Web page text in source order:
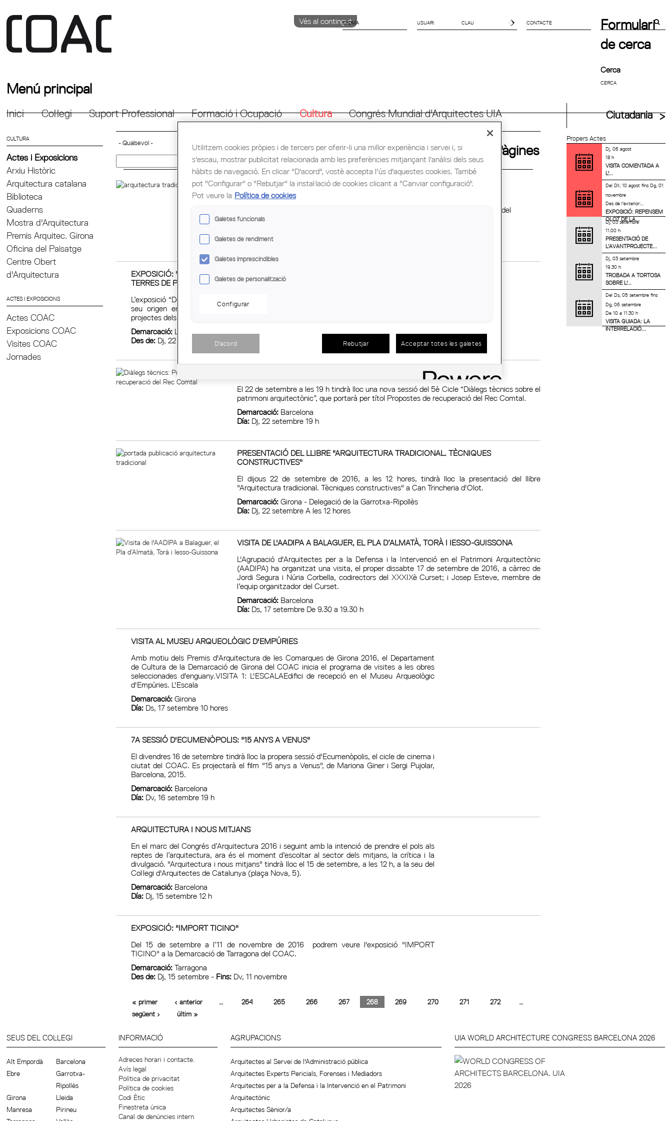
Vés al contingut
IDIOMA CONTACTE
Formulari
de cerca
Cerca
Menú principal
Inici Col·legi Suport Professional Formació i Ocupació Cultura Congrés Mundial d'Arquitectes UIA Ciutadania
Propers Actes
Dj, 06 agost
18 h
VISITA COMENTADA A
L'...
DelDll, 10 agostfinsDg, 01
novembre
Des de l'exterior:...
EXPOSICIÓ: REPENSEM
OLOT DE LA...
Dj, 03 setembre
11.00 h
PRESENTACIÓ DE
L’AVANTPROJECTE...
Dj, 03 setembre
19.30 h
TROBADA A TORTOSA
SOBRE L'...
DelDs, 05 setembrefins
Dg, 06 setembre
De 10 a 11.30 h
VISITA GUIADA: LA
INTERRELACIÓ...
CULTURA
Actes i Exposicions
Arxiu Històric
Arquitectura catalana
Biblioteca
Quaderns
Mostra d'Arquitectura
Premis Arquitec. Girona
Oficina del Paisatge
Centre Obert
d'Arquitectura
ACTES I EXPOSICIONS
Actes COAC
Exposicions COAC
Visites COAC
Jornades
PRESENTACIÓ DEL LLIBRE "ARQUITECTURA TRADICIONAL. TÈCNIQUES
CONSTRUCTIVES"
El dimarts 27 de setembre de 2016, a les 12 hores, tindrà lloc la presentació del
llibre "Arquitectura tradicional. Tècniques constructives" a la Casa de Cultura de Girona.
Demarcació:
Día:Dm, 27 setembre A les 12 hores
EXPOSICIÓ: "DEL CAMP A LA CASA. ELS POBLATS DE COLONITZACIÓ DE LES
TERRES DE PONENT"
L’exposició “Del camp a la casa. Els poblats de colonització de les Terres de Ponent”, té el
seu origen en les tasques d’identificació, classificació i digitalització dels plànols dels
projectes dels poblats de colonització, facilitats per l’Arxiu Històric de Lleida.
Demarcació: Lleida
Des de: Dj, 22 setembre -Fins:Dv, 18 novembre
DIÀLEGS TÈCNICS: PROPOSTES DE RECUPERACIÓ DEL REC COMTAL
El 22 de setembre a les 19 h tindrà lloc una nova sessió del 5è Cicle “Diàlegs tècnics sobre el
patrimoni arquitectònic”, que portarà per títol Propostes de recuperació del Rec Comtal.
Demarcació: Barcelona
Día: Dj, 22 setembre 19 h
PRESENTACIÓ DEL LLIBRE "ARQUITECTURA TRADICIONAL. TÈCNIQUES
CONSTRUCTIVES"
El dijous 22 de setembre de 2016, a les 12 hores, tindrà lloc la presentació del llibre
"Arquitectura tradicional. Tècniques constructives" a Can Trincheria d'Olot.
Demarcació:Girona - Delegació de la Garrotxa-Ripollès
Día: Dj, 22 setembre A les 12 hores
VISITA DE L'AADIPA A BALAGUER, EL PLA D’ALMATÀ, TORÀ I IESSO-GUISSONA
L'Agrupació d'Arquitectes per a la Defensa i la Intervenció en el Patrimoni Arquitectònic
(AADIPA) ha organitzat una visita, el proper dissabte 17 de setembre de 2016, a càrrec de
Jordi Segura i Núria Corbella, codirectors del XXXIXè Curset; i Josep Esteve, membre de
l’equip organitzador del Curset.
Demarcació: Barcelona
Día: Ds, 17 setembre De 9.30 a 19.30 h
VISITA AL MUSEU ARQUEOLÒGIC D'EMPÚRIES
Amb motiu dels Premis d'Arquitectura de les Comarques de Girona 2016, el Departament
de Cultura de la Demarcació de Girona del COAC inicia el programa de visites a les obres
seleccionades d'enguany.VISITA 1: L'ESCALAEdifici de recepció en el Museu Arqueològic
d'Empúries. L'Escala
Demarcació:Girona
Día: Ds, 17 setembre 10 hores
7A SESSIÓ D'ECUMENÒPOLIS: "15 ANYS A VENUS"
El divendres 16 de setembre tindrà lloc la propera sessió d'Ecumenòpolis, el cicle de cinema i
ciutat del COAC. Es projectarà el film "15 anys a Venus", de Mariona Giner i Sergi Pujolar,
Barcelona, 2015.
Demarcació: Barcelona
Día: Dv, 16 setembre 19 h
ARQUITECTURA I NOUS MITJANS
En el marc del Congrés d’Arquitectura 2016 i seguint amb la intenció de prendre el pols als
reptes de l’arquitectura, ara és el moment d’escoltar al sector dels mitjans, la crítica i la
divulgació. "Arquitectura i nous mitjans" tindrà lloc el 15 de setembre, a les 12 h, a la seu del
Col·legi d'Arquitectes de Catalunya (plaça Nova, 5).
Demarcació: Barcelona
Día: Dj, 15 setembre 12 h
EXPOSICIÓ: "IMPORT TICINO"
Del 15 de setembre a l’11 de novembre de 2016 podrem veure l'exposició "IMPORT
TICINO" a la Demarcació de Tarragona del COAC.
Demarcació:Tarragona
Des de: Dj, 15 setembre - Fins: Dv, 11 novembre
Pàgines
« primer ‹ anterior … 264 265 266 267 268 269 270 271 272
…
següent ›
últim »
SEUS DEL COL·LEGI
Alt Empordà
Barcelona
Ebre
Garrotxa-
Ripollès
Girona
Lleida
Manresa
Pirineu
INFORMACIÓ
Adreces horari i contacte.
Avís legal
Política de privacitat
Política de cookies
Codi Ètic
Finestreta única
Canal de denúncies intern
AGRUPACIONS
Arquitectes al Servei de l'Administració pública
Arquitectes Experts Pericials, Forenses i Mediadors
Arquitectes per a la Defensa i la Intervenció en el Patrimoni
Arquitectònic
Arquitectes Sènior/a
UIA WORLD ARCHITECTURE CONGRESS BARCELONA 2026
Utilitzem cookies pròpies i de tercers per oferir-li una millor experiència i servei i, si
s'escau, mostrar publicitat relacionada amb les preferències mitjançant l'anàlisi dels seus
hàbits de navegació. En clicar "D'acord", vostè accepta l'ús d'aquestes cookies. També
pot "Configurar" o "Rebutjar" la instal·lació de cookies clicant a "Canviar configuració".
Pot veure la Política de cookies
Galetes funcionals
Galetes de rendiment
Galetes imprescindibles
Galetes de personalització
Configurar
D'acord Rebutjar Acceptar totes les galetes